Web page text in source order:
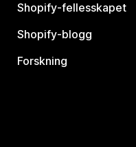
Shopify-fellesskapet
Shopify-blogg
Forskning